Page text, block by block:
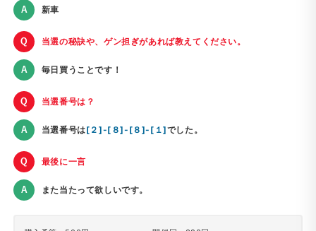
新車
当選の秘訣や、ゲン担ぎがあれば教えてください。
毎日買うことです！
当選番号は？
当選番号は[２]-[８]-[８]-[１]でした。
最後に一言
また当たって欲しいです。